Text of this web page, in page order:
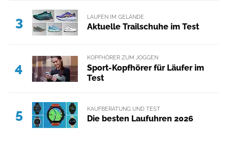
3 LAUFEN IM GELÄNDE
Aktuelle Trailschuhe im Test
4
KOPFHÖRER ZUM JOGGEN
Sport-Kopfhörer für Läufer im
Test
5 KAUFBERATUNG UND TEST
Die besten Laufuhren 2026